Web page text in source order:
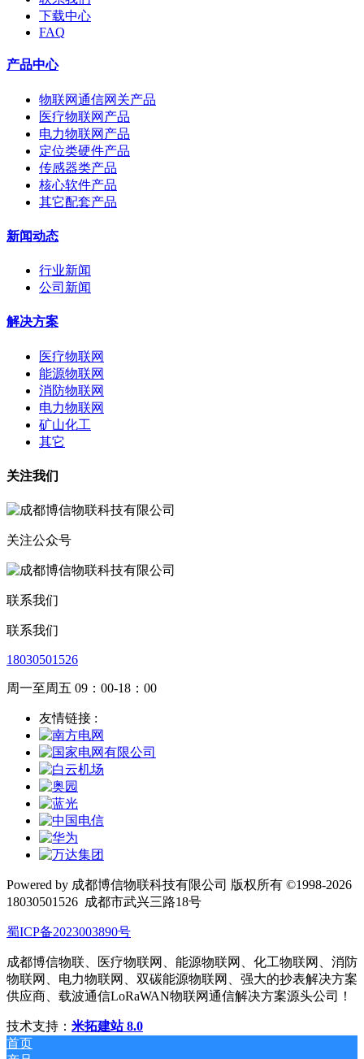
下载中心
FAQ
产品中心
物联网通信网关产品
医疗物联网产品
电力物联网产品
定位类硬件产品
传感器类产品
核心软件产品
其它配套产品
新闻动态
行业新闻
公司新闻
解决方案
医疗物联网
能源物联网
消防物联网
电力物联网
矿山化工
其它
关注我们
关注公众号
联系我们
联系我们
18030501526
周一至周五 09：00-18：00
友情链接 :
Powered by 成都博信物联科技有限公司 版权所有 ©1998-2026
18030501526 成都市武兴三路18号
蜀ICP备2023003890号
成都博信物联、医疗物联网、能源物联网、化工物联网、消防
物联网、电力物联网、双碳能源物联网、强大的抄表解决方案
供应商、载波通信LoRaWAN物联网通信解决方案源头公司！
技术支持： 米拓建站 8.0
首页